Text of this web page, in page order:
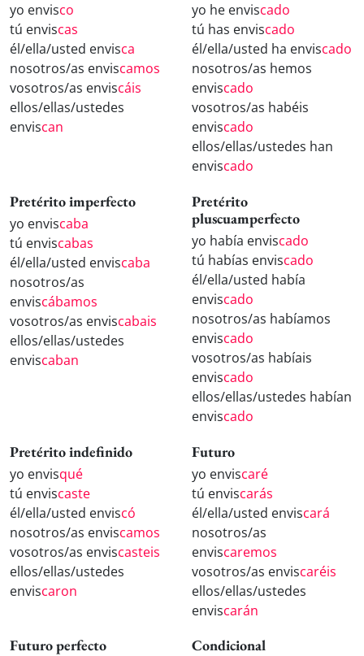
yo envisco
tú enviscas
él/ella/usted envisca
nosotros/as enviscamos
vosotros/as enviscáis
ellos/ellas/ustedes
enviscan
yo he enviscado
tú has enviscado
él/ella/usted ha enviscado
nosotros/as hemos
enviscado
vosotros/as habéis
enviscado
ellos/ellas/ustedes han
enviscado
Pretérito imperfecto
yo enviscaba
tú enviscabas
él/ella/usted enviscaba
nosotros/as
enviscábamos
vosotros/as enviscabais
ellos/ellas/ustedes
enviscaban
Pretérito
pluscuamperfecto
yo había enviscado
tú habías enviscado
él/ella/usted había
enviscado
nosotros/as habíamos
enviscado
vosotros/as habíais
enviscado
ellos/ellas/ustedes habían
enviscado
Pretérito indefinido
yo envisqué
tú enviscaste
él/ella/usted enviscó
nosotros/as enviscamos
vosotros/as enviscasteis
ellos/ellas/ustedes
enviscaron
Futuro
yo enviscaré
tú enviscarás
él/ella/usted enviscará
nosotros/as
enviscaremos
vosotros/as enviscaréis
ellos/ellas/ustedes
enviscarán
Futuro perfecto Condicional